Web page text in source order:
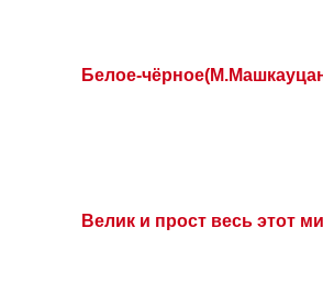
Белое-
Велик и прост весь этот